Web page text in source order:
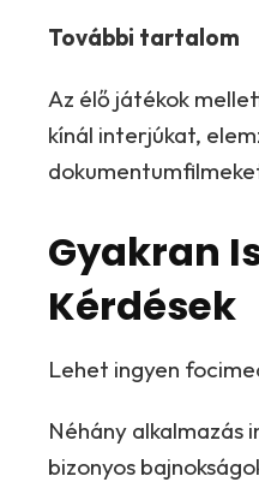
További tartalom
Az élő játékok
kínál interjúkat,
Gyakran
Kérdések
Lehet ingyen
Néhány alkalmazás
bizonyos